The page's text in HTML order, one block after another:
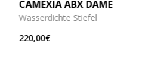
CAMEXIA ABX DAME
Wasserdichte Stiefel
220,00€